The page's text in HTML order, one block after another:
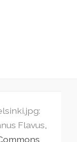
Flavus